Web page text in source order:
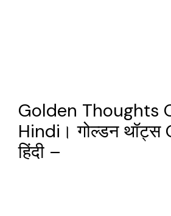
Golden Thoughts
Hindi। गोल्डन थॉट्स
हिंदी –